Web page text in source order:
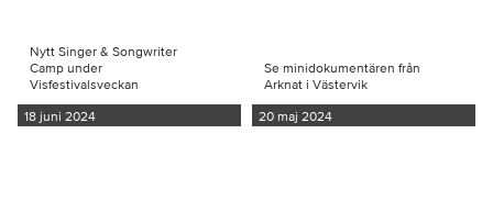
Nytt Singer & Songwriter
Camp under
Visfestivalsveckan
18 juni 2024
Se minidokumentären från
Arknat i Västervik
20 maj 2024